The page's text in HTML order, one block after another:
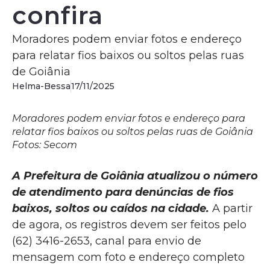
confira
Moradores podem enviar fotos e endereço
para relatar fios baixos ou soltos pelas ruas
de Goiânia
Helma-Bessa17/11/2025
Moradores podem enviar fotos e endereço para
relatar fios baixos ou soltos pelas ruas de Goiânia
Fotos: Secom
A Prefeitura de Goiânia atualizou o número
de atendimento para denúncias de fios
baixos, soltos ou caídos na cidade. A partir
de agora, os registros devem ser feitos pelo
(62) 3416-2653, canal para envio de
mensagem com foto e endereço completo